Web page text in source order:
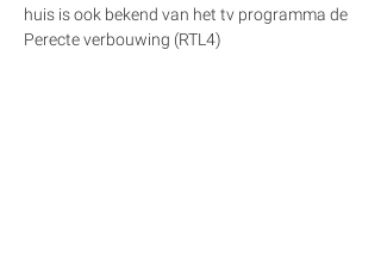
huis is ook bekend van het tv programma de
Perecte verbouwing (RTL4)